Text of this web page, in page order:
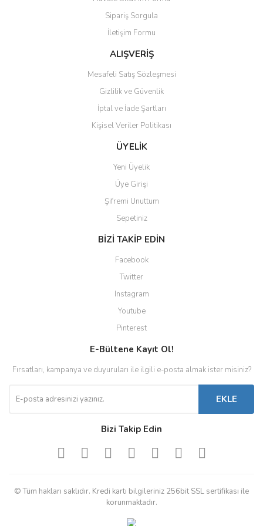
Ürün bilgilerinde hatalar bulunuyor.
Ürün fiyatı diğer sitelerden daha pahalı.
Bu ürüne benzer farklı alternatifler olmalı.
Gönder
Sipariş Sorgula
İletişim Formu
ALIŞVERİŞ
Mesafeli Satış Sözleşmesi
Gizlilik ve Güvenlik
İptal ve İade Şartları
Kişisel Veriler Politikası
ÜYELİK
Yeni Üyelik
Üye Girişi
Şifremi Unuttum
Sepetiniz
BİZİ TAKİP EDİN
Facebook
Twitter
Instagram
Youtube
Pinterest
E-Bültene Kayıt Ol!
Fırsatları, kampanya ve duyuruları ile ilgili e-posta almak ister misiniz?
EKLE
Bizi Takip Edin
© Tüm hakları saklıdır. Kredi kartı bilgileriniz 256bit SSL sertifikası ile
korunmaktadır.